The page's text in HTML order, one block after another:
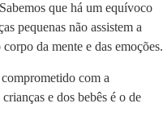
que há um equívoco
pequenas não assistem a
da mente e das emoções.
com a
e dos bebês é o de